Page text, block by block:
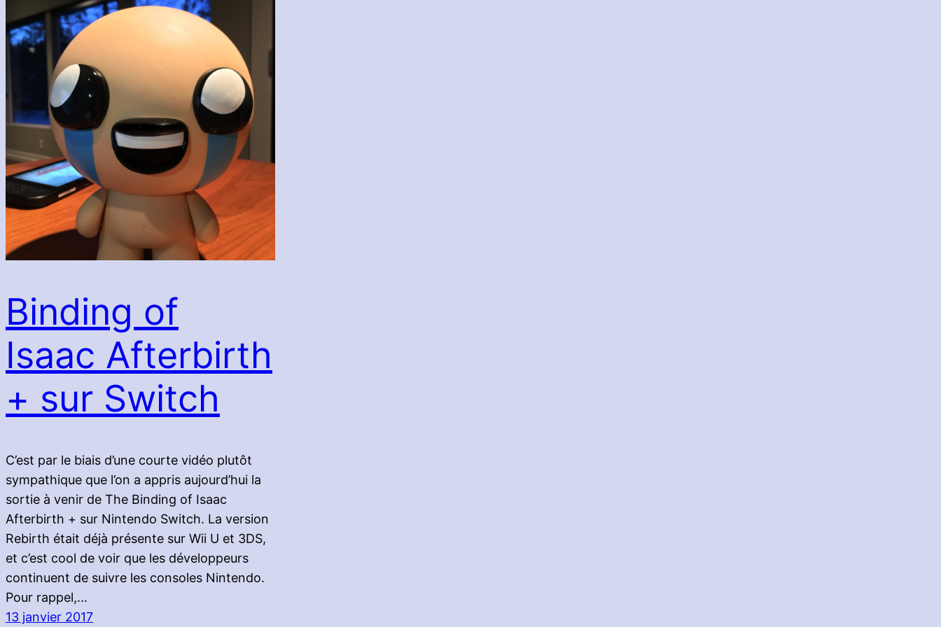
Binding of
Isaac Afterbirth
+ sur Switch
C’est par le biais d’une courte vidéo plutôt
sympathique que l’on a appris aujourd’hui la
sortie à venir de The Binding of Isaac
Afterbirth + sur Nintendo Switch. La version
Rebirth était déjà présente sur Wii U et 3DS,
et c’est cool de voir que les développeurs
continuent de suivre les consoles Nintendo.
Pour rappel,…
13 janvier 2017